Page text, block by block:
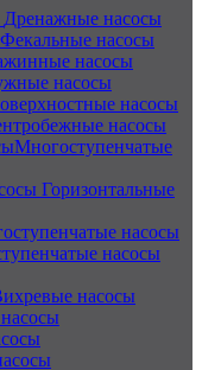
Дренажные насосы
Фекальные насосы
насосы
насосы
насосы
насосы
Многоступенчатые
Горизонтальные
насосы
насосы